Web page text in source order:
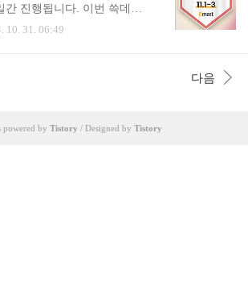
시부터 네이버 지도를 통해
: 네이버 지도에서 백세주막
고 방문 날짜와 인원 수를 선
막 팝업스토어에서는 어른이
잔나비 무료 공연을 진행합
간 진행됩니다. 이번 쓱데이
드립니다. 다양한 상품과 파
래 버튼 통해서 꼭 사야하는
들 빠르게 확인하세요. 시그
쓱데이 1. 한우 전품목 50%2.
10. 31. 06:49
다음
powered by Tistory / Designed by Tistory